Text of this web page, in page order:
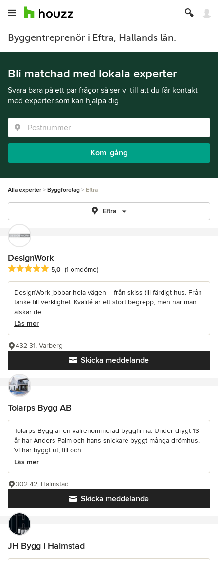
Byggentreprenör i Eftra, Hallands län.
Bli matchad med lokala experter
Svara bara på ett par frågor så ser vi till att du får kontakt
med experter som kan hjälpa dig
Kom igång
Alla experter Byggföretag Eftra
Eftra
DesignWork
Genomsnittligt omdöme: 5 av 5 stjärnor
5,0 (1 omdöme)
DesignWork jobbar hela vägen – från skiss till färdigt hus. Från
tanke till verklighet. Kvalité är ett stort begrepp, men när man
älskar de...
Läs mer
Skicka meddelande
432 31, Varberg
Tolarps Bygg AB
Tolarps Bygg är en välrenommerad byggfirma. Under drygt 13
år har Anders Palm och hans snickare byggt många drömhus.
Vi har byggt ut, till och...
Läs mer
Skicka meddelande
302 42, Halmstad
JH Bygg i Halmstad